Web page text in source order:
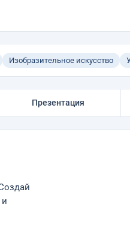
Изобразительное искусство
Презентация